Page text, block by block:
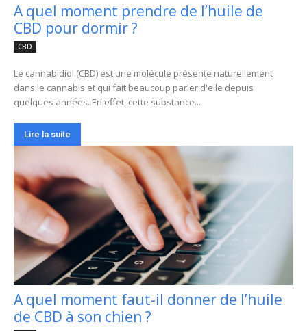
A quel moment prendre de l’huile de
CBD pour dormir ?
CBD
Le cannabidiol (CBD) est une molécule présente naturellement
dans le cannabis et qui fait beaucoup parler d'elle depuis
quelques années. En effet, cette substance...
Lire la suite
A quel moment faut-il donner de l’huile
de CBD à son chien ?